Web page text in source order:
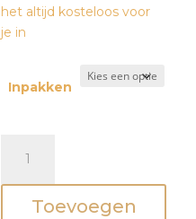
het altijd kosteloos voor
je in
Inpakken
Schaap
aantalToevoegen